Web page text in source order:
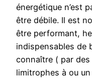
énergétique n’est
être débile. Il est
être performant,
indispensables de
connaître ( par
limitrophes à ou